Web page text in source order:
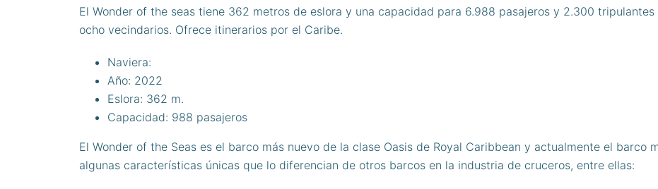
El Wonder of the seas tiene 362 metros de eslora y una capacidad para 6.988 pasajeros y 2.300
ocho vecindarios. Ofrece itinerarios por el Caribe.
Naviera:
Año: 2022
Eslora: 362 m.
Capacidad: 988 pasajeros
El Wonder of the Seas es el barco más nuevo de la clase Oasis de Royal Caribbean y actualmente el barco
algunas características únicas que lo diferencian de otros barcos en la industria de cruceros, entre ellas: